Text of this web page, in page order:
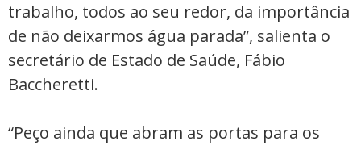
trabalho, todos ao seu redor, da importância
de não deixarmos água parada”, salienta o
secretário de Estado de Saúde, Fábio
Baccheretti.
“Peço ainda que abram as portas para os